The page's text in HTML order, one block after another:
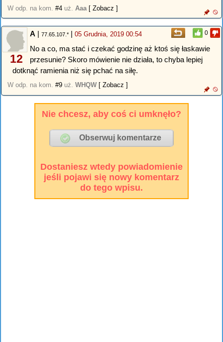
W odp. na kom. #4 uż. Aaa [ Zobacz ]
0
12
A | 77.65.107.* | 05 Grudnia, 2019 00:54
No a co, ma stać i czekać godzinę aż ktoś się łaskawie
przesunie? Skoro mówienie nie działa, to chyba lepiej
dotknąć ramienia niż się pchać na siłę.
W odp. na kom. #9 uż. WHQW [ Zobacz ]
Nie chcesz, aby coś ci umknęło?
Dostaniesz wtedy powiadomienie
jeśli pojawi się nowy komentarz
do tego wpisu.